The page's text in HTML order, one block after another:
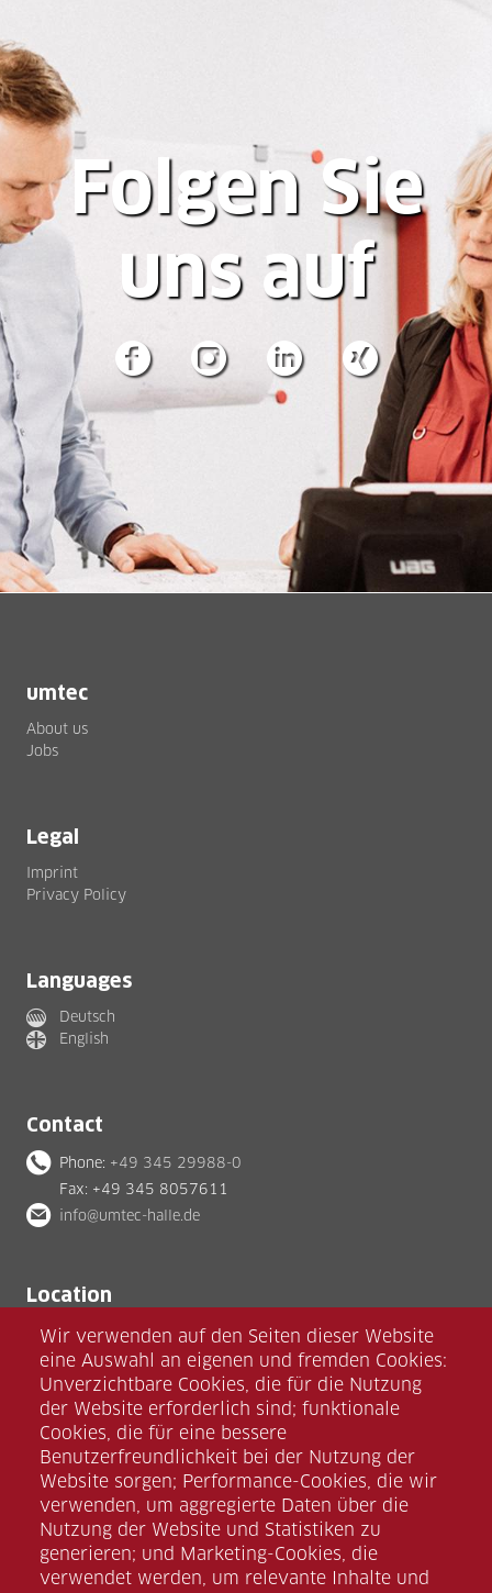
Wir verwenden auf den Seiten dieser Website
eine Auswahl an eigenen und fremden Cookies:
Unverzichtbare Cookies, die für die Nutzung
der Website erforderlich sind; funktionale
Cookies, die für eine bessere
Benutzerfreundlichkeit bei der Nutzung der
Website sorgen; Performance-Cookies, die wir
verwenden, um aggregierte Daten über die
Nutzung der Website und Statistiken zu
generieren; und Marketing-Cookies, die
verwendet werden, um relevante Inhalte und
Folgen Sie
uns auf
umtec
About us
Jobs
Legal
Imprint
Privacy Policy
Languages
Deutsch
English
Contact
Phone: +49 345 29988-0
Fax: +49 345 8057611
info@umtec-halle.de
Location
umtec Halle GmbH
Zscherbener Landstraße 13
D-06126 Halle (Saale)
Facebook